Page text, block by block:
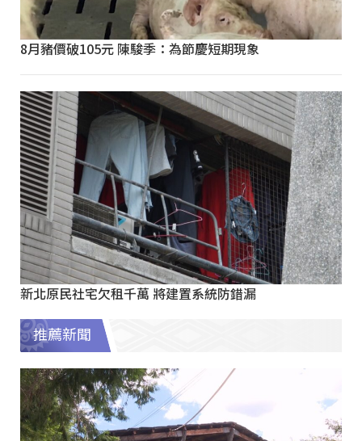
8月豬價破105元 陳駿季：為節慶短期現象
新北原民社宅欠租千萬 將建置系統防錯漏
推薦新聞